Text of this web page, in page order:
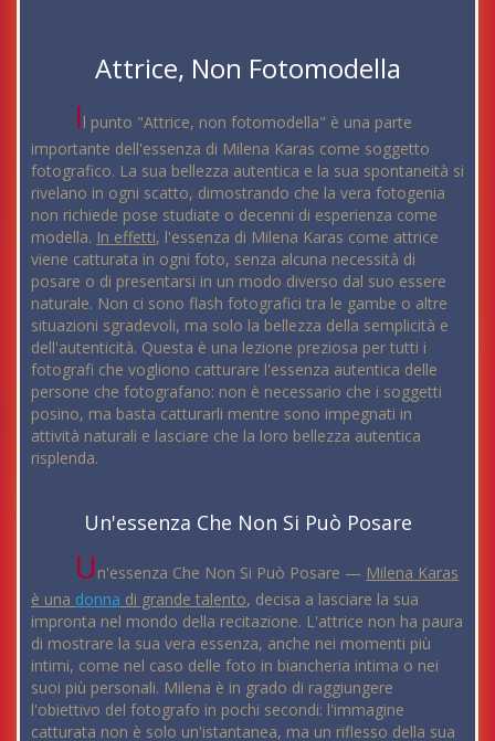
Attrice, Non Fotomodella
Il punto "Attrice, non fotomodella" è una parte
importante dell'essenza di Milena Karas come soggetto
fotografico. La sua bellezza autentica e la sua spontaneità si
rivelano in ogni scatto, dimostrando che la vera fotogenia
non richiede pose studiate o decenni di esperienza come
modella. In effetti, l'essenza di Milena Karas come attrice
viene catturata in ogni foto, senza alcuna necessità di
posare o di presentarsi in un modo diverso dal suo essere
naturale. Non ci sono flash fotografici tra le gambe o altre
situazioni sgradevoli, ma solo la bellezza della semplicità e
dell'autenticità. Questa è una lezione preziosa per tutti i
fotografi che vogliono catturare l'essenza autentica delle
persone che fotografano: non è necessario che i soggetti
posino, ma basta catturarli mentre sono impegnati in
attività naturali e lasciare che la loro bellezza autentica
risplenda.
Un'essenza Che Non Si Può Posare
Un'essenza Che Non Si Può Posare — Milena Karas
è una donna di grande talento, decisa a lasciare la sua
impronta nel mondo della recitazione. L'attrice non ha paura
di mostrare la sua vera essenza, anche nei momenti più
intimi, come nel caso delle foto in biancheria intima o nei
suoi più personali. Milena è in grado di raggiungere
l'obiettivo del fotografo in pochi secondi: l'immagine
catturata non è solo un'istantanea, ma un riflesso della sua